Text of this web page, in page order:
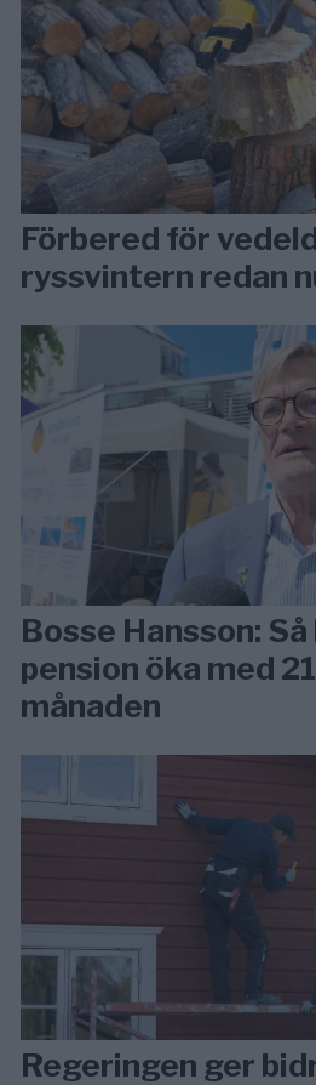
Förbered för
ryssvintern redan
Bosse Hansson: Så
pension öka med
månaden
Regeringen ger